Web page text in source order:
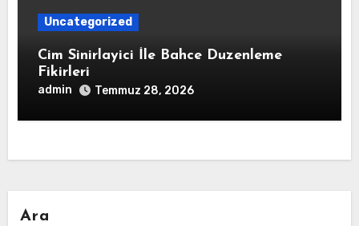
Uncategorized
Cim Sinirlayici İle Bahce Duzenleme
Fikirleri
admin Temmuz 28, 2026
Ara